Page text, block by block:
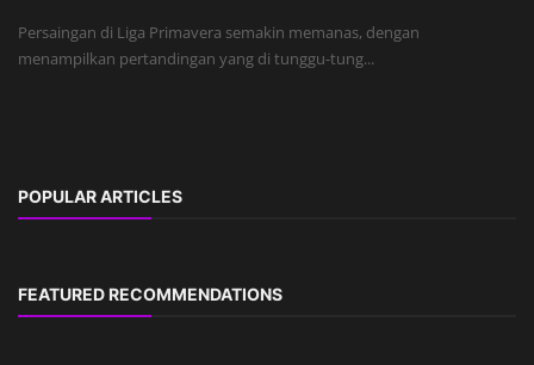
Persaingan di Liga Primavera semakin memanas, dengan
menampilkan pertandingan yang di tunggu-tung...
POPULAR ARTICLES
FEATURED RECOMMENDATIONS